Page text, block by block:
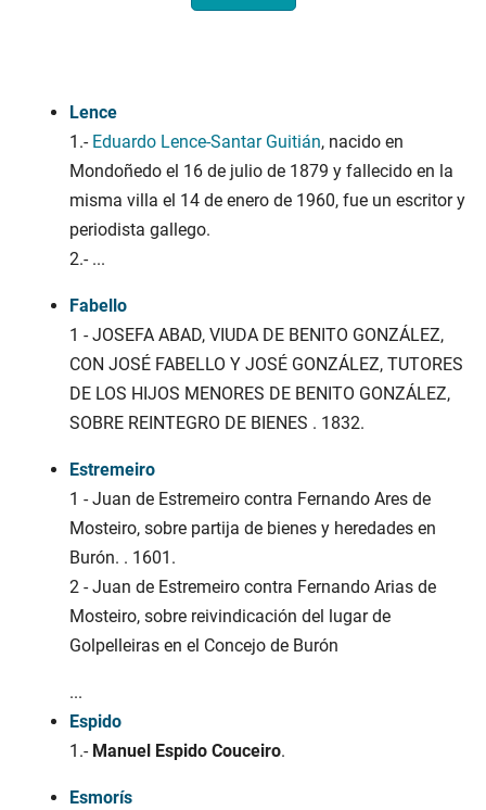
Lence
1.- Eduardo Lence-Santar Guitián, nacido en
Mondoñedo el 16 de julio de 1879 y fallecido en la
misma villa el 14 de enero de 1960, fue un escritor y
periodista gallego.
2.- ...
Fabello
1 - JOSEFA ABAD, VIUDA DE BENITO GONZÁLEZ,
CON JOSÉ FABELLO Y JOSÉ GONZÁLEZ, TUTORES
DE LOS HIJOS MENORES DE BENITO GONZÁLEZ,
SOBRE REINTEGRO DE BIENES . 1832.
Estremeiro
1 - Juan de Estremeiro contra Fernando Ares de
Mosteiro, sobre partija de bienes y heredades en
Burón. . 1601.
2 - Juan de Estremeiro contra Fernando Arias de
Mosteiro, sobre reivindicación del lugar de
Golpelleiras en el Concejo de Burón
...
Espido
1.- Manuel Espido Couceiro.
Esmorís